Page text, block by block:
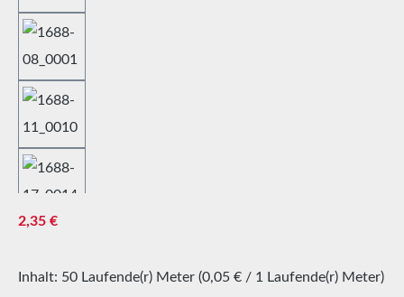
Regulärer Preis:
2,35 €
Inhalt: 50 Laufende(r) Meter (0,05 € / 1 Laufende(r) Meter)